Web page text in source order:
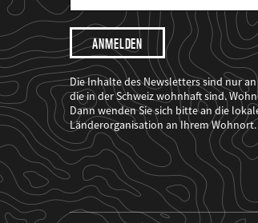
Mail
Adresse
Ich
möchte,
dass
der
WWF
mich
über
seine
Projekte
informiert.
Die Inhalte des Newsletters sind nur
die in der Schweiz wohnhaft sind.
Dann wenden Sie sich bitte an die
Länderorganisation an Ihrem Wohnort.